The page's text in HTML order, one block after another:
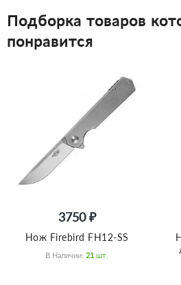
Подборка товаров
понравится
3750 ₽
Нож Firebird FH12-SS
В Наличии: 21 Шт.